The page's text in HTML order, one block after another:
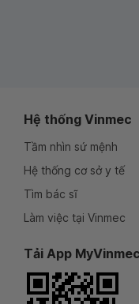
Hệ thống Vinmec
Tầm nhìn sứ mệnh
Hệ thống cơ sở y tế
Tìm bác sĩ
Làm việc tại Vinmec
Tải App MyVinmec